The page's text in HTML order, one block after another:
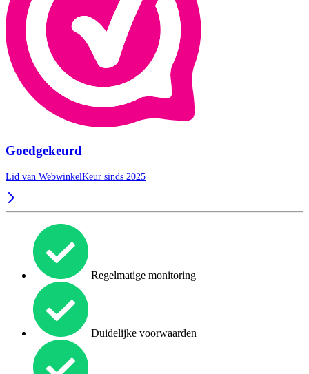
Goedgekeurd
Lid van WebwinkelKeur sinds 2025
Regelmatige monitoring
Duidelijke voorwaarden